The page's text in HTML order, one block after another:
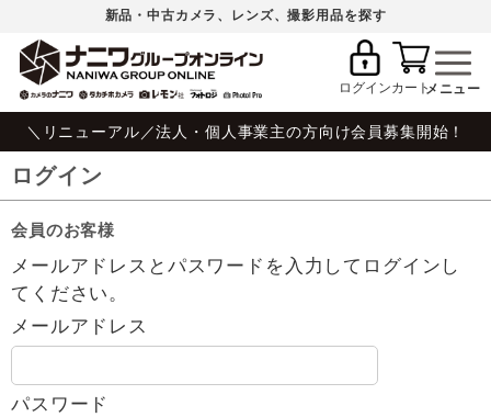
新品・中古カメラ、レンズ、撮影用品を探す
ログインカート
＼リニューアル／法人・個人事業主の方向け会員募集開始！
ログイン
会員のお客様
メールアドレスとパスワードを入力してログインし
てください。
メールアドレス
パスワード